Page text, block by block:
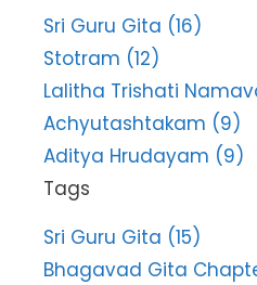
Sri Guru Gita (16)
Stotram (12)
Lalitha Trishati
Achyutashtakam (9)
Aditya Hrudayam (9)
Tags
Sri Guru Gita (15)
Bhagavad Gita